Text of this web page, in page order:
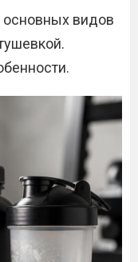
основных видов